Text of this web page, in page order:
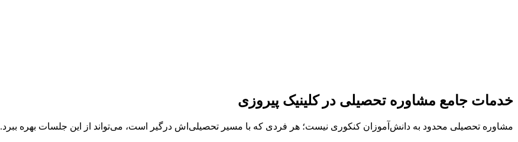
خدمات جامع مشاوره تحصیلی در کلینیک پیروزی
مشاوره تحصیلی محدود به دانش‌آموزان کنکوری نیست؛ هر فردی که با مسیر تحصیلی‌اش درگیر است، می‌تواند از این جلسات بهره ببرد.